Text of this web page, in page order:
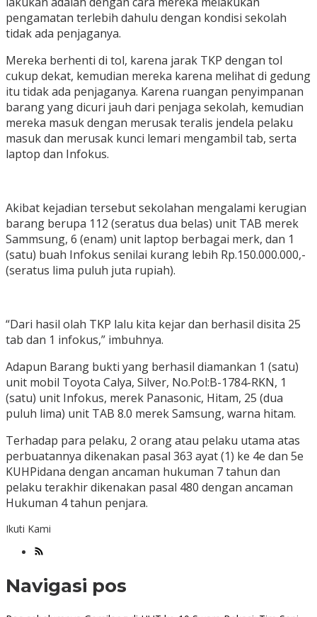
pengamatan terlebih dahulu dengan kondisi sekolah
tidak ada penjaganya.
Mereka berhenti di tol, karena jarak TKP dengan tol
cukup dekat, kemudian mereka karena melihat di gedung
itu tidak ada penjaganya. Karena ruangan penyimpanan
barang yang dicuri jauh dari penjaga sekolah, kemudian
mereka masuk dengan merusak teralis jendela pelaku
masuk dan merusak kunci lemari mengambil tab, serta
laptop dan Infokus.
Akibat kejadian tersebut sekolahan mengalami kerugian
barang berupa 112 (seratus dua belas) unit TAB merek
Sammsung, 6 (enam) unit laptop berbagai merk, dan 1
(satu) buah Infokus senilai kurang lebih Rp.150.000.000,-
(seratus lima puluh juta rupiah).
“Dari hasil olah TKP lalu kita kejar dan berhasil disita 25
tab dan 1 infokus,” imbuhnya.
Adapun Barang bukti yang berhasil diamankan 1 (satu)
unit mobil Toyota Calya, Silver, No.Pol:B-1784-RKN, 1
(satu) unit Infokus, merek Panasonic, Hitam, 25 (dua
puluh lima) unit TAB 8.0 merek Samsung, warna hitam.
Terhadap para pelaku, 2 orang atau pelaku utama atas
perbuatannya dikenakan pasal 363 ayat (1) ke 4e dan 5e
KUHPidana dengan ancaman hukuman 7 tahun dan
pelaku terakhir dikenakan pasal 480 dengan ancaman
Hukuman 4 tahun penjara.
Ikuti Kami
Navigasi pos